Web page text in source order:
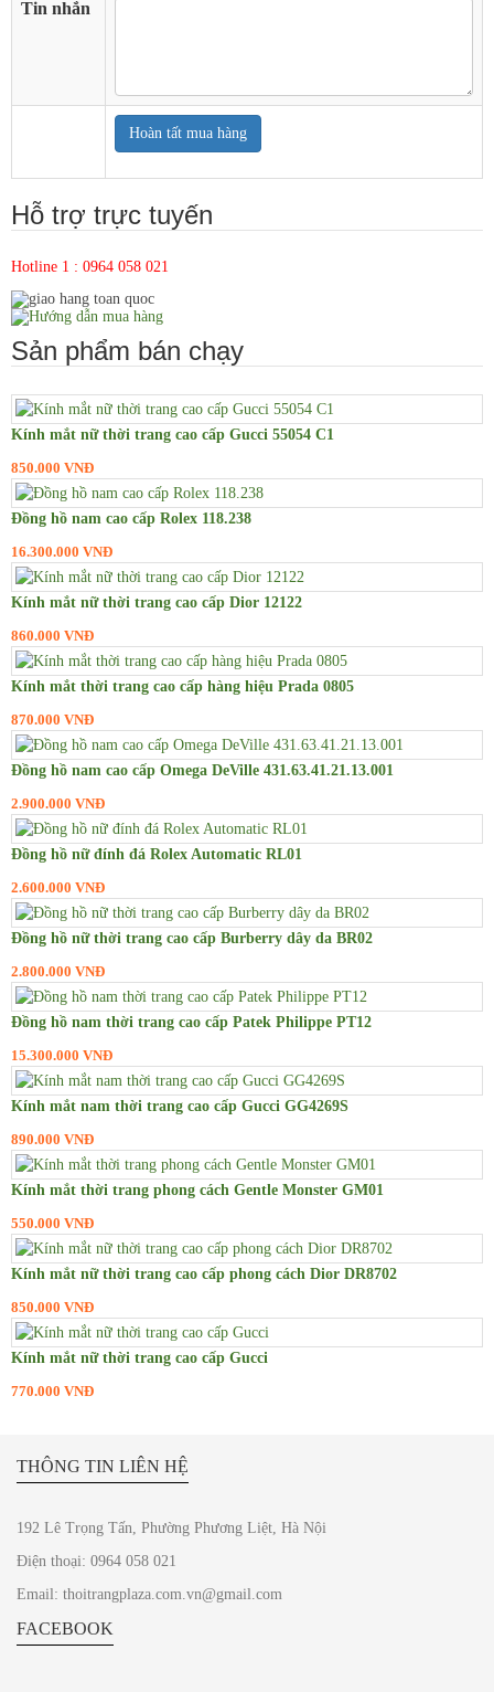
Tin nhắn
Hoàn tất mua hàng
Hỗ trợ trực tuyến
Hotline 1 : 0964 058 021
Sản phẩm bán chạy
Kính mắt nữ thời trang cao cấp Gucci 55054 C1
850.000 VNĐ
Đồng hồ nam cao cấp Rolex 118.238
16.300.000 VNĐ
Kính mắt nữ thời trang cao cấp Dior 12122
860.000 VNĐ
Kính mắt thời trang cao cấp hàng hiệu Prada 0805
870.000 VNĐ
Đồng hồ nam cao cấp Omega DeVille 431.63.41.21.13.001
2.900.000 VNĐ
Đồng hồ nữ đính đá Rolex Automatic RL01
2.600.000 VNĐ
Đồng hồ nữ thời trang cao cấp Burberry dây da BR02
2.800.000 VNĐ
Đồng hồ nam thời trang cao cấp Patek Philippe PT12
15.300.000 VNĐ
Kính mắt nam thời trang cao cấp Gucci GG4269S
890.000 VNĐ
Kính mắt thời trang phong cách Gentle Monster GM01
550.000 VNĐ
Kính mắt nữ thời trang cao cấp phong cách Dior DR8702
850.000 VNĐ
Kính mắt nữ thời trang cao cấp Gucci
770.000 VNĐ
THÔNG TIN LIÊN HỆ
192 Lê Trọng Tấn, Phường Phương Liệt, Hà Nội
Điện thoại: 0964 058 021
Email: thoitrangplaza.com.vn@gmail.com
FACEBOOK